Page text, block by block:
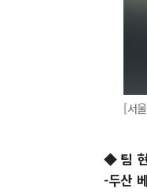
[서
◆ 팀
-두산